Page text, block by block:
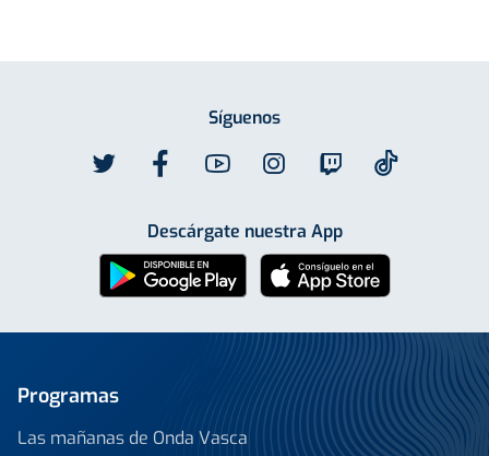
Síguenos
Descárgate nuestra App
Programas
Las mañanas de Onda Vasca